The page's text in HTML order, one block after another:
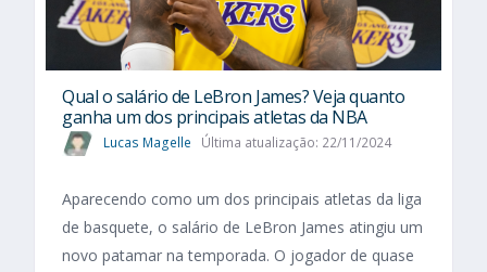
Qual o salário de LeBron James? Veja quanto
ganha um dos principais atletas da NBA
Lucas Magelle Última atualização: 22/11/2024
Aparecendo como um dos principais atletas da liga
de basquete, o salário de LeBron James atingiu um
novo patamar na temporada. O jogador de quase